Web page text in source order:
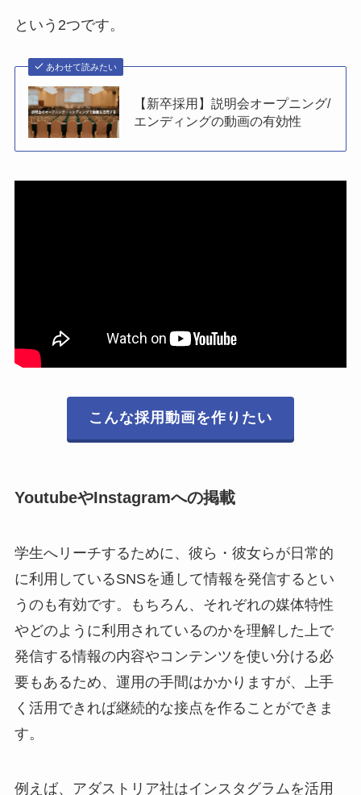
という2つです。
あわせて読みたい
【新卒採用】説明会オープニング/
エンディングの動画の有効性
こんな採用動画を作りたい
YoutubeやInstagramへの掲載
学生へリーチするために、彼ら・彼女らが日常的
に利用しているSNSを通して情報を発信するとい
うのも有効です。もちろん、それぞれの媒体特性
やどのように利用されているのかを理解した上で
発信する情報の内容やコンテンツを使い分ける必
要もあるため、運用の手間はかかりますが、上手
く活用できれば継続的な接点を作ることができま
す。
例えば、アダストリア社はインスタグラムを活用